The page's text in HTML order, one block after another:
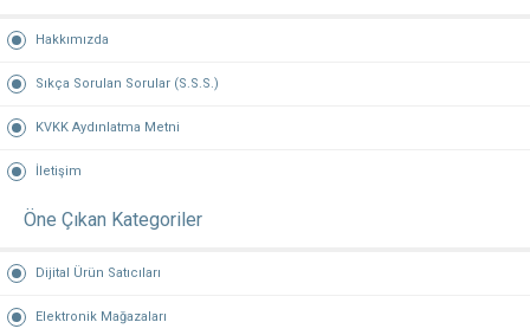
Hakkımızda
Sıkça Sorulan Sorular (S.S.S.)
KVKK Aydınlatma Metni
İletişim
Öne Çıkan Kategoriler
Dijital Ürün Satıcıları
Elektronik Mağazaları